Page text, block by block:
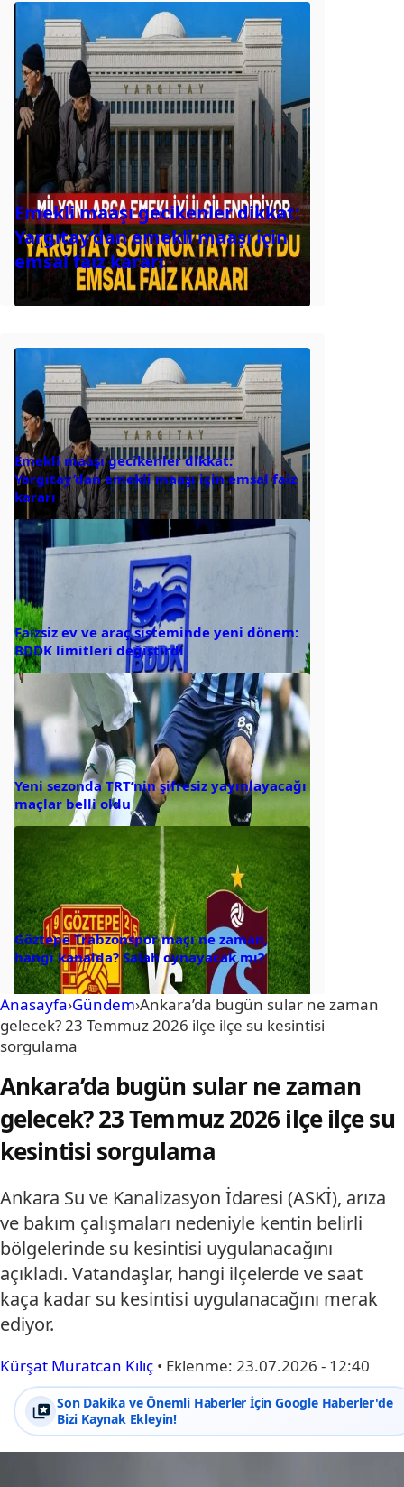
Emekli maaşı gecikenler dikkat:
Yargıtay’dan emekli maaşı için
emsal faiz kararı
Emekli maaşı gecikenler dikkat:
Yargıtay’dan emekli maaşı için emsal faiz
kararı
Faizsiz ev ve araç sisteminde yeni dönem:
BDDK limitleri değiştirdi
Yeni sezonda TRT’nin şifresiz yayınlayacağı
maçlar belli oldu
Göztepe Trabzonspor maçı ne zaman,
hangi kanalda? Salah oynayacak mı?
Anasayfa›Gündem›Ankara’da bugün sular ne zaman
gelecek? 23 Temmuz 2026 ilçe ilçe su kesintisi
sorgulama
Ankara’da bugün sular ne zaman
gelecek? 23 Temmuz 2026 ilçe ilçe su
kesintisi sorgulama
Ankara Su ve Kanalizasyon İdaresi (ASKİ), arıza
ve bakım çalışmaları nedeniyle kentin belirli
bölgelerinde su kesintisi uygulanacağını
açıkladı. Vatandaşlar, hangi ilçelerde ve saat
kaça kadar su kesintisi uygulanacağını merak
ediyor.
Kürşat Muratcan Kılıç • Eklenme: 23.07.2026 - 12:40
Son Dakika ve Önemli Haberler İçin Google Haberler'de
Bizi Kaynak Ekleyin!